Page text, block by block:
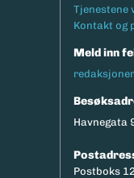
Tjenestene
Kontakt og
Meld inn
Havnegata
Postboks